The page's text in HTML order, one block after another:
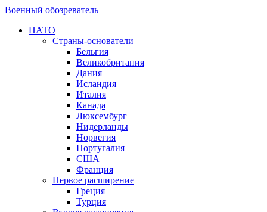
Военный обозреватель
НАТО
Страны-основатели
Бельгия
Великобритания
Дания
Исландия
Италия
Канада
Люксембург
Нидерланды
Норвегия
Португалия
США
Франция
Первое расширение
Греция
Турция